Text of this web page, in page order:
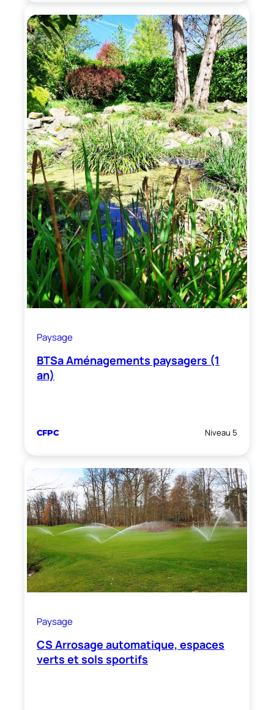
Paysage
BTSa Aménagements paysagers (1
an)
CFPC Niveau 5
Paysage
CS Arrosage automatique, espaces
verts et sols sportifs